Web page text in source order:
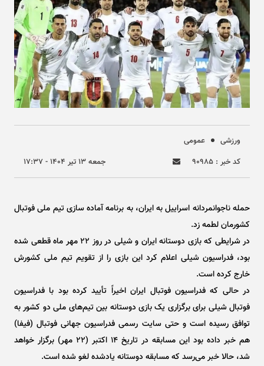
ورزشی
عمومی
کد خبر : ۹۰۹۸۵
جمعه ۱۳ تير ۱۴۰۴ - ۱۷:۳۷
حمله ناجوانمردانه اسراییل به ایران، به برنامه آماده سازی تیم ملی فوتبال
کشورمان لطمه زد.
در شرایطی که بازی دوستانه ایران و شیلی در روز ۲۲ مهر ماه قطعی شده
بود، فدراسیون شیلی اعلام کرد این بازی را از تقویم تیم ملی کشورش
خارج کرده است.
در حالی که فدراسیون فوتبال ایران اخیراً تأیید کرده بود با فدراسیون
فوتبال شیلی برای برگزاری یک بازی دوستانه بین تیم‌های ملی دو کشور به
توافق رسیده است و حتی سایت رسمی فدراسیون جهانی فوتبال (فیفا)
هم خبر داده بود این مسابقه در تاریخ ۱۴ اکتبر (۲۲ مهر) برگزار خواهد
شد، حالا خبر می‌رسد که مسابقه دوستانه یادشده لغو شده است.